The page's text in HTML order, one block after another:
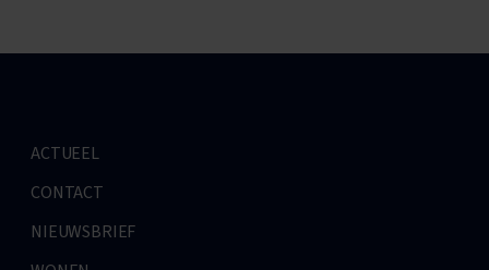
ACTUEEL
CONTACT
NIEUWSBRIEF